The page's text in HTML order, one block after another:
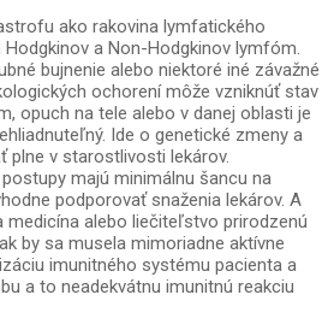
ako rakovina lymfatického
a Non-Hodgkinov lymfóm.
bujnenie alebo niektoré iné závažné
ochorení môže vzniknúť stav
opuch na tele alebo v danej oblasti je
Ide o genetické zmeny a
plne v starostlivosti lekárov.
majú minimálnu šancu na
podporovať snaženia lekárov. A
medicína alebo liečiteľstvo prirodzenú
by sa musela mimoriadne aktívne
imunitného systému pacienta a
a to neadekvátnu imunitnú reakciu